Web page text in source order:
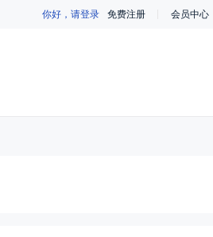
你好，请登录 免费注册 会员中心